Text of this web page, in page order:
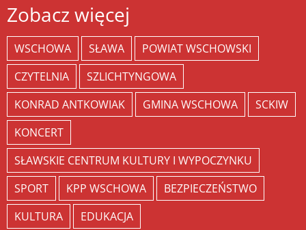
Zobacz więcej
WSCHOWA SŁAWA
POWIAT WSCHOWSKI
CZYTELNIA
SZLICHTYNGOWA
KONRAD ANTKOWIAK
GMINA WSCHOWA
SCKIW
KONCERT
SŁAWSKIE CENTRUM KULTURY I WYPOCZYNKU
SPORT
KPP WSCHOWA
BEZPIECZEŃSTWO
KULTURA
EDUKACJA